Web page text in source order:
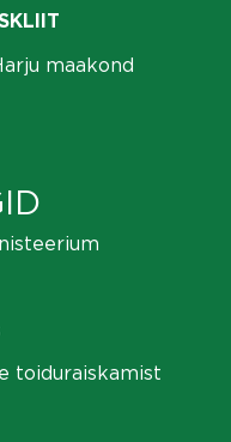
maakond
toiduraiskamist